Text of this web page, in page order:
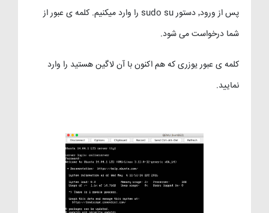
پس از ورود٬ دستور sudo su را وارد میکنیم. کلمه ی عبور از
شما درخواست می شود.
کلمه ی عبور یوزری که هم اکنون با آن لاگین هستید را وارد
نمایید.